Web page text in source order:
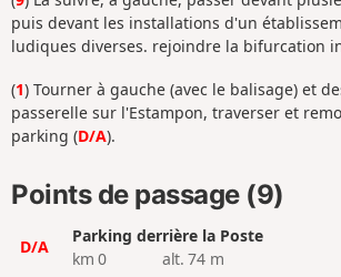
puis devant les installations d'un
ludiques diverses. rejoindre la bifurcation
(1) Tourner à gauche (avec le balisage) et
passerelle sur l'Estampon, traverser et
parking (D/A).
Points de passage (9)
D/A
Parking derrière la Poste
km 0
alt. 74 m